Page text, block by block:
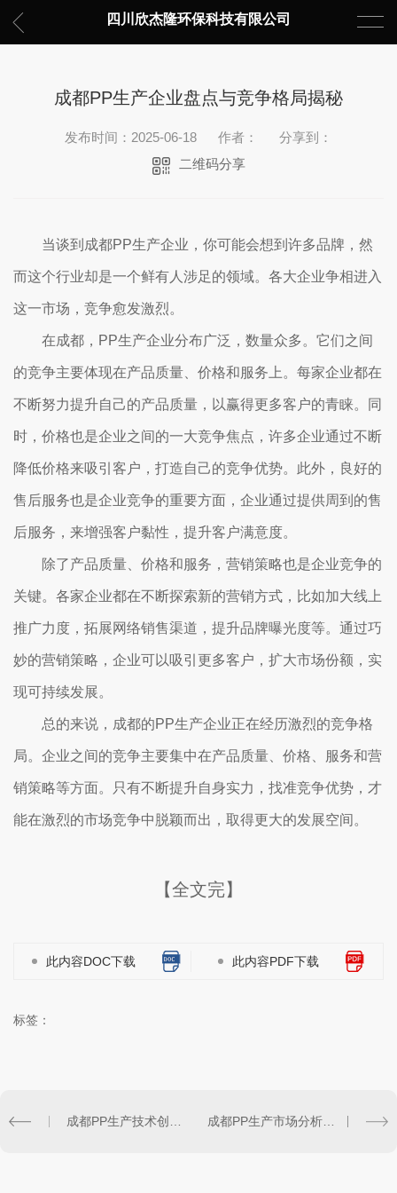
四川欣杰隆环保科技有限公司
成都PP生产企业盘点与竞争格局揭秘
发布时间：2025-06-18 作者：
分享到：
二维码分享
当谈到成都PP生产企业，你可能会想到许多品牌，然
而这个行业却是一个鲜有人涉足的领域。各大企业争相进入
这一市场，竞争愈发激烈。
在成都，PP生产企业分布广泛，数量众多。它们之间
的竞争主要体现在产品质量、价格和服务上。每家企业都在
不断努力提升自己的产品质量，以赢得更多客户的青睐。同
时，价格也是企业之间的一大竞争焦点，许多企业通过不断
降低价格来吸引客户，打造自己的竞争优势。此外，良好的
售后服务也是企业竞争的重要方面，企业通过提供周到的售
后服务，来增强客户黏性，提升客户满意度。
除了产品质量、价格和服务，营销策略也是企业竞争的
关键。各家企业都在不断探索新的营销方式，比如加大线上
推广力度，拓展网络销售渠道，提升品牌曝光度等。通过巧
妙的营销策略，企业可以吸引更多客户，扩大市场份额，实
现可持续发展。
总的来说，成都的PP生产企业正在经历激烈的竞争格
局。企业之间的竞争主要集中在产品质量、价格、服务和营
销策略等方面。只有不断提升自身实力，找准竞争优势，才
能在激烈的市场竞争中脱颖而出，取得更大的发展空间。
【全文完】
此内容DOC下载 此内容PDF下载
标签：